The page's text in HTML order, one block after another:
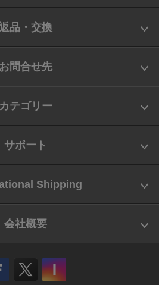
品・交換
お問合せ先
カテゴリー
サポート
Shipping
会社概要